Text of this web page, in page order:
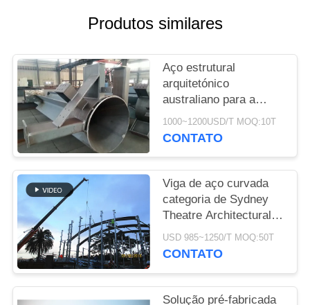
MAPA
DO
SITE
POLÍTICA
DE
PRIVACIDADE
Produtos similares
Aço estrutural
arquitetónico
australiano para a
fabricação da mesquita
de Newport
1000~1200USD/T MOQ:10T
CONTATO
Viga de aço curvada
categoria de Sydney
Theatre Architectural
Structural Steel Q355B
USD 985~1250/T MOQ:50T
CONTATO
Solução pré-fabricada